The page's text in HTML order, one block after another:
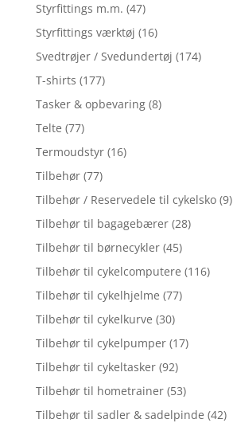
Styrfittings m.m. (47)
Styrfittings værktøj (16)
Svedtrøjer / Svedundertøj (174)
T-shirts (177)
Tasker & opbevaring (8)
Telte (77)
Termoudstyr (16)
Tilbehør (77)
Tilbehør / Reservedele til cykelsko (9)
Tilbehør til bagagebærer (28)
Tilbehør til børnecykler (45)
Tilbehør til cykelcomputere (116)
Tilbehør til cykelhjelme (77)
Tilbehør til cykelkurve (30)
Tilbehør til cykelpumper (17)
Tilbehør til cykeltasker (92)
Tilbehør til hometrainer (53)
Tilbehør til sadler & sadelpinde (42)